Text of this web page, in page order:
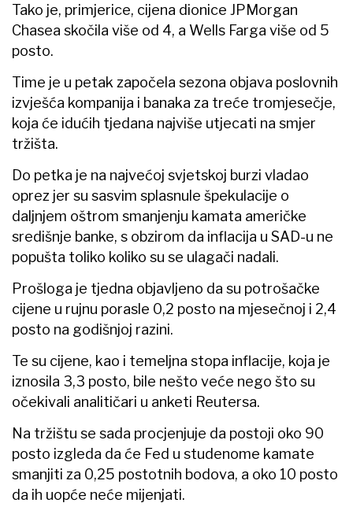
Tako je, primjerice, cijena dionice JPMorgan
Chasea skočila više od 4, a Wells Farga više od 5
posto.
Time je u petak započela sezona objava poslovnih
izvješća kompanija i banaka za treće tromjesečje,
koja će idućih tjedana najviše utjecati na smjer
tržišta.
Do petka je na najvećoj svjetskoj burzi vladao
oprez jer su sasvim splasnule špekulacije o
daljnjem oštrom smanjenju kamata američke
središnje banke, s obzirom da inflacija u SAD-u ne
popušta toliko koliko su se ulagači nadali.
Prošloga je tjedna objavljeno da su potrošačke
cijene u rujnu porasle 0,2 posto na mjesečnoj i 2,4
posto na godišnjoj razini.
Te su cijene, kao i temeljna stopa inflacije, koja je
iznosila 3,3 posto, bile nešto veće nego što su
očekivali analitičari u anketi Reutersa.
Na tržištu se sada procjenjuje da postoji oko 90
posto izgleda da će Fed u studenome kamate
smanjiti za 0,25 postotnih bodova, a oko 10 posto
da ih uopće neće mijenjati.